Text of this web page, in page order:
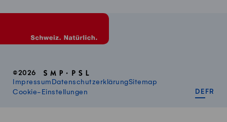
©2026
Impressum DatenschutzerklärungSitemap
Cookie-Einstellungen
DE FR